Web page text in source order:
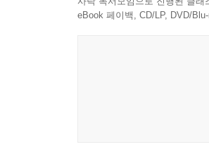
eBook 페이백, CD/LP, DVD/